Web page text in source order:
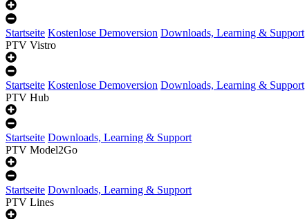
Startseite Kostenlose Demoversion Downloads, Learning & Support
PTV Vistro
Startseite Kostenlose Demoversion Downloads, Learning & Support
PTV Hub
Startseite Downloads, Learning & Support
PTV Model2Go
Startseite Downloads, Learning & Support
PTV Lines